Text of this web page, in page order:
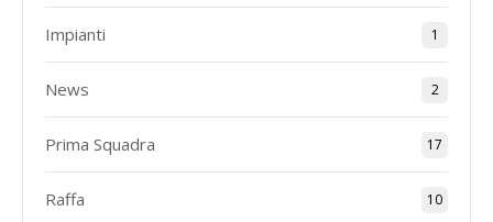
Impianti 1
News 2
Prima Squadra 17
Raffa 10